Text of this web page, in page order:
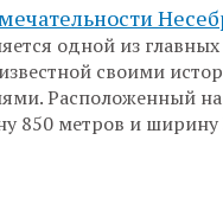
одной из
своими
Расположенный
850 метров и ширину